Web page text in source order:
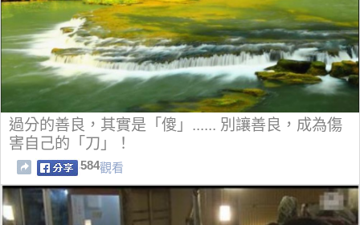
過分的善良，其實是「傻」...... 別讓善良，成為傷
害自己的「刀」！
584觀看